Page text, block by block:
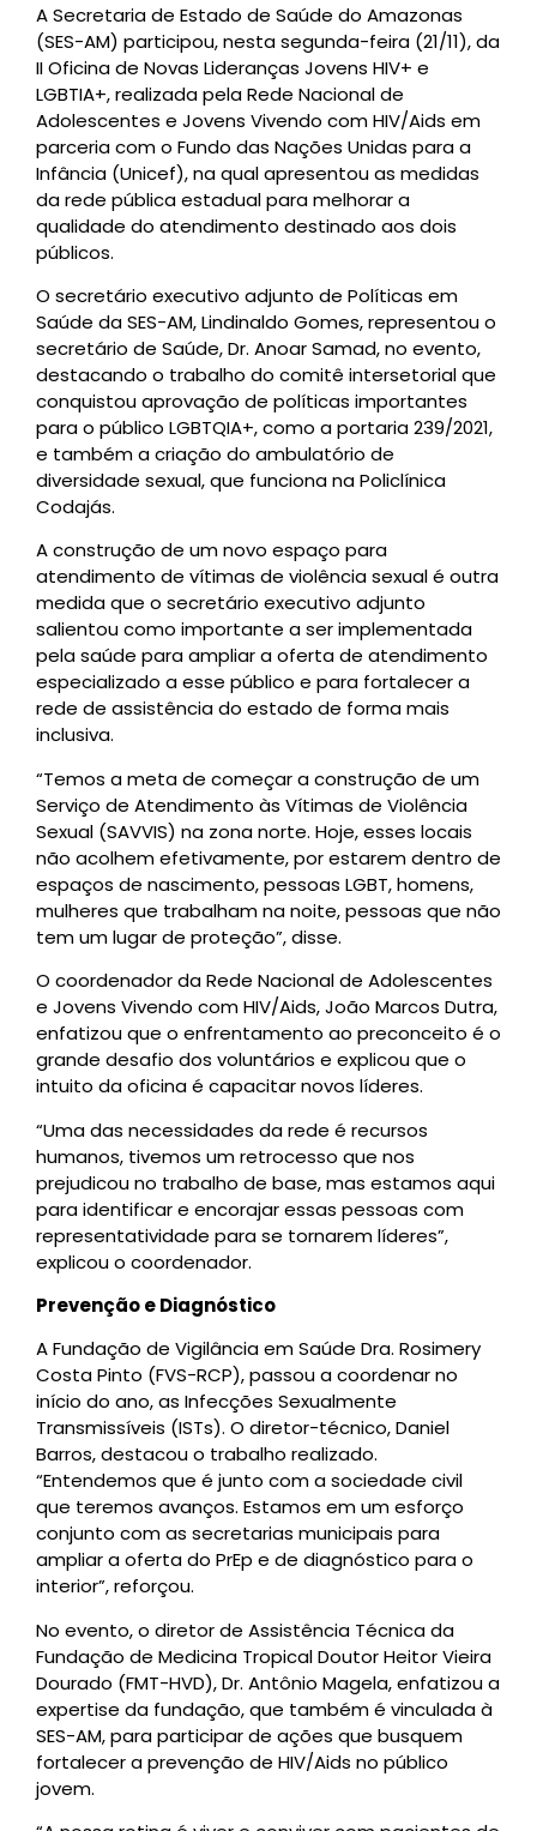
A Secretaria de Estado de Saúde do Amazonas
(SES-AM) participou, nesta segunda-feira (21/11), da
II Oficina de Novas Lideranças Jovens HIV+ e
LGBTIA+, realizada pela Rede Nacional de
Adolescentes e Jovens Vivendo com HIV/Aids em
parceria com o Fundo das Nações Unidas para a
Infância (Unicef), na qual apresentou as medidas
da rede pública estadual para melhorar a
qualidade do atendimento destinado aos dois
públicos.
O secretário executivo adjunto de Políticas em
Saúde da SES-AM, Lindinaldo Gomes, representou o
secretário de Saúde, Dr. Anoar Samad, no evento,
destacando o trabalho do comitê intersetorial que
conquistou aprovação de políticas importantes
para o público LGBTQIA+, como a portaria 239/2021,
e também a criação do ambulatório de
diversidade sexual, que funciona na Policlínica
Codajás.
A construção de um novo espaço para
atendimento de vítimas de violência sexual é outra
medida que o secretário executivo adjunto
salientou como importante a ser implementada
pela saúde para ampliar a oferta de atendimento
especializado a esse público e para fortalecer a
rede de assistência do estado de forma mais
inclusiva.
“Temos a meta de começar a construção de um
Serviço de Atendimento às Vítimas de Violência
Sexual (SAVVIS) na zona norte. Hoje, esses locais
não acolhem efetivamente, por estarem dentro de
espaços de nascimento, pessoas LGBT, homens,
mulheres que trabalham na noite, pessoas que não
tem um lugar de proteção”, disse.
O coordenador da Rede Nacional de Adolescentes
e Jovens Vivendo com HIV/Aids, João Marcos Dutra,
enfatizou que o enfrentamento ao preconceito é o
grande desafio dos voluntários e explicou que o
intuito da oficina é capacitar novos líderes.
“Uma das necessidades da rede é recursos
humanos, tivemos um retrocesso que nos
prejudicou no trabalho de base, mas estamos aqui
para identificar e encorajar essas pessoas com
representatividade para se tornarem líderes”,
explicou o coordenador.
Prevenção e Diagnóstico
A Fundação de Vigilância em Saúde Dra. Rosimery
Costa Pinto (FVS-RCP), passou a coordenar no
início do ano, as Infecções Sexualmente
Transmissíveis (ISTs). O diretor-técnico, Daniel
Barros, destacou o trabalho realizado.
“Entendemos que é junto com a sociedade civil
que teremos avanços. Estamos em um esforço
conjunto com as secretarias municipais para
ampliar a oferta do PrEp e de diagnóstico para o
interior”, reforçou.
No evento, o diretor de Assistência Técnica da
Fundação de Medicina Tropical Doutor Heitor Vieira
Dourado (FMT-HVD), Dr. Antônio Magela, enfatizou a
expertise da fundação, que também é vinculada à
SES-AM, para participar de ações que busquem
fortalecer a prevenção de HIV/Aids no público
jovem.